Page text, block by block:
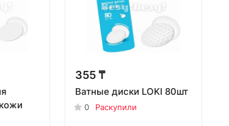
355 ₸
Ватные диски LOKI 80шт
0 Раскупили